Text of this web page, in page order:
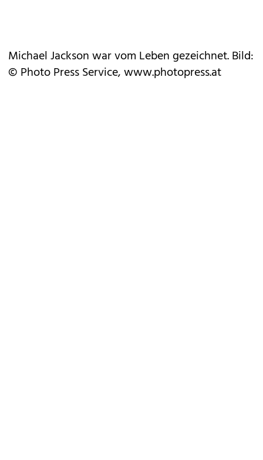
Michael Jackson war vom Leben gezeichnet. Bild:
© Photo Press Service, www.photopress.at